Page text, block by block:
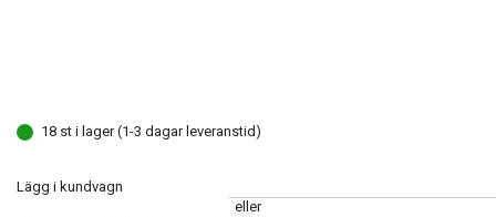
18 st i lager (1-3 dagar leveranstid)
Lägg i kundvagn
eller